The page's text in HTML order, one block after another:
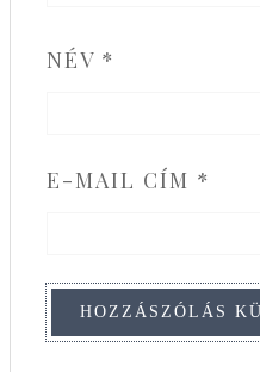
NÉV *
E-MAIL CÍM *